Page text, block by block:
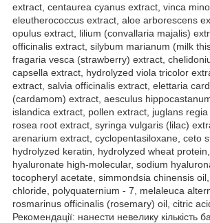
extract, centaurea cyanus extract, vinca
eleutherococcus extract, aloe arborescens
opulus extract, lilium (convallaria majalis)
officinalis extract, silybum marianum (milk
fragaria vesca (strawberry) extract,
capsella extract, hydrolyzed viola tricolor
extract, salvia officinalis extract, elettaria
(cardamom) extract, aesculus
islandica extract, pollen extract, juglans
rosea root extract, syringa vulgaris (lilac)
arenarium extract, cyclopentasiloxane, ceto
hydrolyzed keratin, hydrolyzed wheat
hyaluronate high-molecular, sodium
tocopheryl acetate, simmondsia chinensis
chloride, polyquaternium - 7, melaleuca
rosmarinus officinalis (rosemary) oil, citric
Рекомендації: нанести невелику кількість